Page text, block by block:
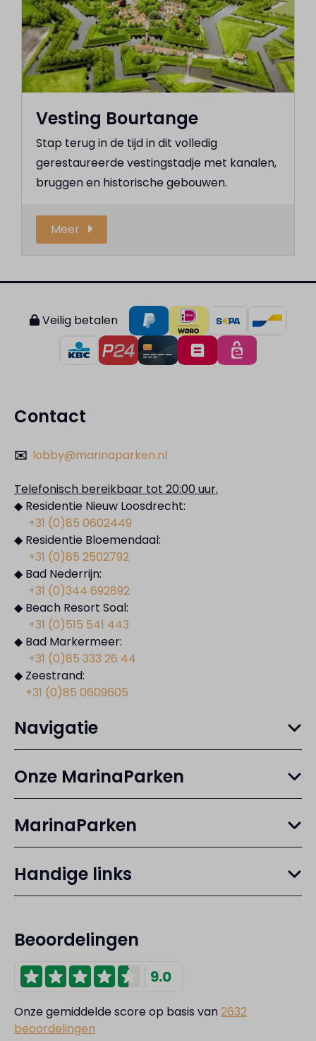
Vesting Bourtange
Stap terug in de tijd in dit volledig
gerestaureerde vestingstadje met kanalen,
bruggen en historische gebouwen.
Meer
Veilig betalen
Contact
✉️ lobby@marinaparken.nl
Telefonisch bereikbaar tot 20:00 uur.
◆ Residentie Nieuw Loosdrecht:
+31 (0)85 0602449
◆ Residentie Bloemendaal:
+31 (0)85 2502792
◆ Bad Nederrijn:
+31 (0)344 692892
◆ Beach Resort Soal:
+31 (0)515 541 443
◆ Bad Markermeer:
+31 (0)85 333 26 44
◆ Zeestrand:
+31 (0)85 0609605
Navigatie
Onze MarinaParken
MarinaParken
Handige links
Beoordelingen
9.0
Onze gemiddelde score op basis van2632
beoordelingen